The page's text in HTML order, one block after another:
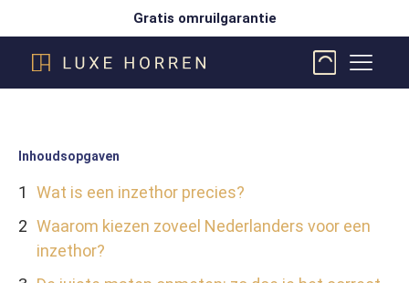
Gratis omruilgarantie
Inhoudsopgaven
Wat is een inzethor precies?
Waarom kiezen zoveel Nederlanders voor een
inzethor?